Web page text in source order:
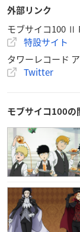
外部リンク
モブサイコ100 Ⅱ
特設サイト
タワーレコード
Twitter
モブサイコ100の